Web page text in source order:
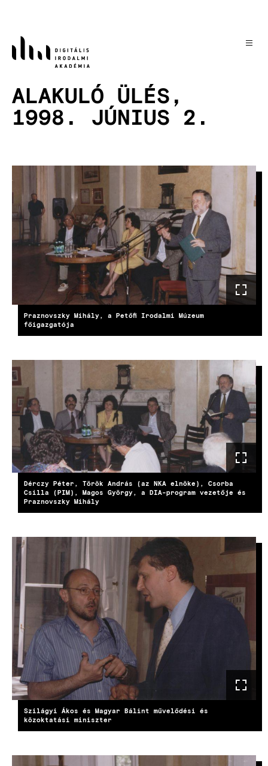
content
ALAKULÓ ÜLÉS,
1998. JÚNIUS 2.
Praznovszky Mihály, a Petőfi Irodalmi Múzeum
főigazgatója
Dérczy Péter, Török András (az NKA elnöke), Csorba
Csilla (PIM), Magos György, a DIA-program vezetője és
Praznovszky Mihály
Szilágyi Ákos és Magyar Bálint művelődési és
közoktatási miniszter